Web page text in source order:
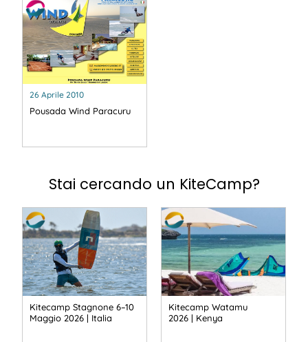
26 Aprile 2010
Pousada Wind Paracuru
Stai cercando un KiteCamp?
Kitecamp Stagnone 6–10
Maggio 2026 | Italia
Kitecamp Watamu
2026 | Kenya